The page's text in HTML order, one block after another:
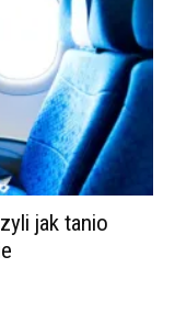
jak tanio